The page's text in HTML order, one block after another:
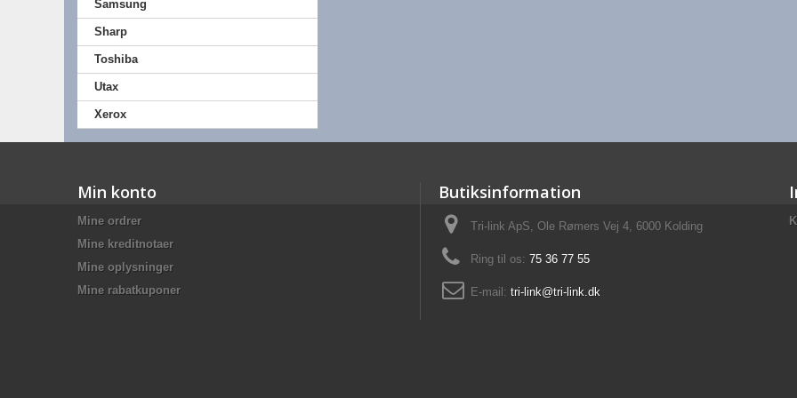
Samsung
Sharp
Toshiba
Utax
Xerox
Min konto
Mine ordrer
Mine kreditnotaer
Mine oplysninger
Mine rabatkuponer
Butiksinformation
Tri-link ApS, Ole Rømers Vej 4, 6000 Kolding
Ring til os: 75 36 77 55
E-mail: tri-link@tri-link.dk